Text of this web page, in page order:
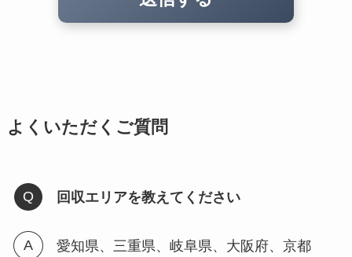
よくいただくご質問
回収エリアを教えてください
愛知県、三重県、岐阜県、大阪府、京都